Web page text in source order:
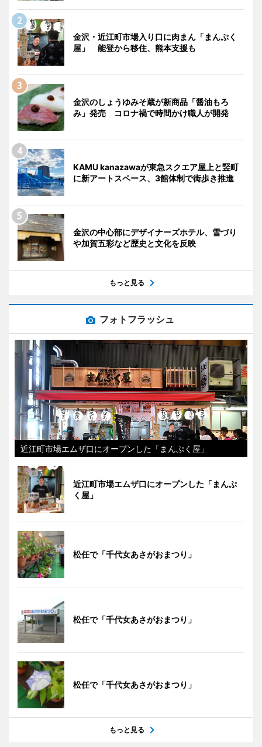
金沢・近江町市場入り口に肉まん「まんぷく
屋」 能登から移住、熊本支援も
金沢のしょうゆみそ蔵が新商品「醤油もろ
み」発売 コロナ禍で時間かけ職人が開発
KAMU kanazawaが東急スクエア屋上と竪町
に新アートスペース、3館体制で街歩き推進
金沢の中心部にデザイナーズホテル、雪づり
や加賀五彩など歴史と文化を反映
もっと見る
フォトフラッシュ
近江町市場エムザ口にオープンした「まんぷく屋」
近江町市場エムザ口にオープンした「まんぷ
く屋」
松任で「千代女あさがおまつり」
松任で「千代女あさがおまつり」
松任で「千代女あさがおまつり」
もっと見る